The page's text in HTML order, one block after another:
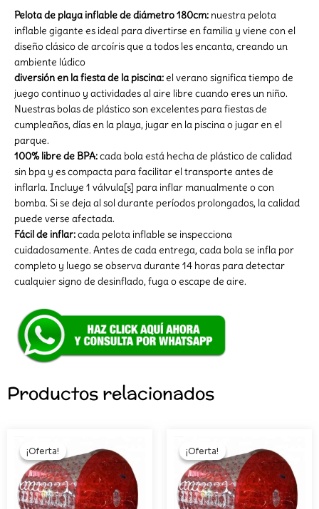
Pelota de playa inflable de diámetro 180cm: nuestra pelota
inflable gigante es ideal para divertirse en familia y viene con el
diseño clásico de arcoíris que a todos les encanta, creando un
ambiente lúdico
diversión en la fiesta de la piscina:el verano significa tiempo de
juego continuo y actividades al aire libre cuando eres un niño.
Nuestras bolas de plástico son excelentes para fiestas de
cumpleaños, días en la playa, jugar en la piscina o jugar en el
parque.
100% libre de BPA:cada bola está hecha de plástico de calidad
sin bpa y es compacta para facilitar el transporte antes de
inflarla. Incluye 1 válvula[s] para inflar manualmente o con
bomba. Si se deja al sol durante períodos prolongados, la calidad
puede verse afectada.
Fácil de inflar:cada pelota inflable se inspecciona
cuidadosamente. Antes de cada entrega, cada bola se infla por
completo y luego se observa durante 14 horas para detectar
cualquier signo de desinflado, fuga o escape de aire.
Productos relacionados
¡Oferta!
¡Oferta!
original
era:
S/3,243.00.
es:
S/2,680.00.
¡Oferta!
¡Oferta!
original
era:
S/3,999.00.
es:
S/